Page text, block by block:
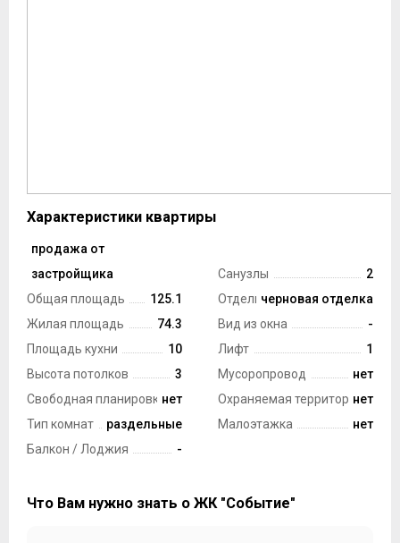
Характеристики квартиры
Тип сделки
продажа от
застройщика
Общая площадь
125.1
Жилая площадь
74.3
Площадь кухни
10
Высота потолков
3
Свободная планировканет
Тип комнат
раздельные
Балкон / Лоджия
-
Санузлы
2
Отделкачерновая отделка
Вид из окна
-
Лифт
1
Мусоропровод
нет
Охраняемая территориянет
Малоэтажка
нет
Что Вам нужно знать о ЖК "Событие"